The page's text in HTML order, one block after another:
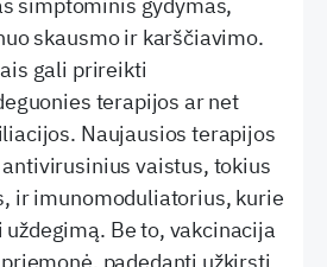
skausmo ir karščiavimo.
gali prireikti
terapijos ar net
Naujausios terapijos
vaistus, tokius
ir imunomoduliatorius, kurie
Be to, vakcinacija